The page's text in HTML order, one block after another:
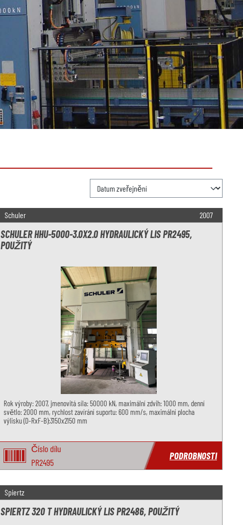
Schuler 2007
SCHULER HHU-5000-3.0X2.0 HYDRAULICKÝ LIS PR2495,
POUŽITÝ
Rok výroby: 2007, jmenovitá síla: 50000 kN, maximální zdvih: 1000 mm, denní
světlo: 2000 mm, rychlost zavírání suportu: 600 mm/s, maximální plocha
výlisku (D-RxF-B):3150x2150 mm
Číslo dílu
PR2495
PODROBNOSTI
Spiertz
SPIERTZ 320 T HYDRAULICKÝ LIS PR2486, POUŽITÝ